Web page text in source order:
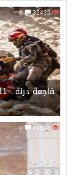
32435
0
فاجعة درنة.. 11 ألف قتيل و20 ألف مفقود
49504
0